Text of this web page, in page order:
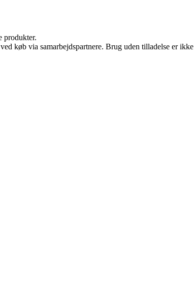
produkter.
køb via samarbejdspartnere. Brug uden tilladelse er